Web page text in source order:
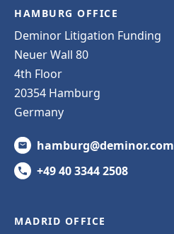
HAMBURG OFFICE
Deminor Litigation Funding
Neuer Wall 80
4th Floor
20354 Hamburg
Germany
hamburg@deminor.com
+49 40 3344 2508
MADRID OFFICE